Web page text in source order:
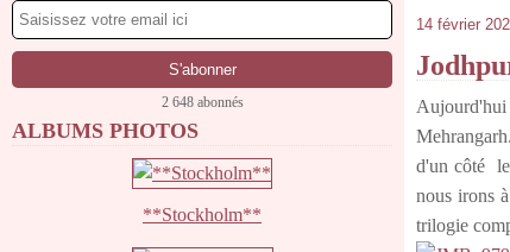
2 648 abonnés
ALBUMS PHOTOS
**Stockholm**
14 février
Aujourd'hui
d'un côté le
nous irons
trilogie